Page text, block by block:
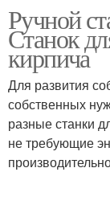
Ручной
Станок
кирпича
Для развития
собственных
разные станки
не требующие